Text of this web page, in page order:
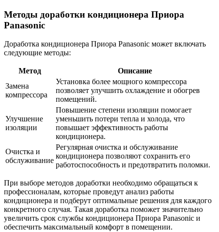
Методы доработки кондиционера Приора
Panasonic
Доработка кондиционера Приора Panasonic может включать
следующие методы:
Метод
Описание
Замена
компрессора
Установка более мощного компрессора
позволяет улучшить охлаждение и обогрев
помещений.
Улучшение
изоляции
Повышение степени изоляции помогает
уменьшить потери тепла и холода, что
повышает эффективность работы
кондиционера.
Очистка и
обслуживание
Регулярная очистка и обслуживание
кондиционера позволяют сохранить его
работоспособность и предотвратить поломки.
При выборе методов доработки необходимо обращаться к
профессионалам, которые проведут анализ работы
кондиционера и подберут оптимальные решения для каждого
конкретного случая. Такая доработка поможет значительно
увеличить срок службы кондиционера Приора Panasonic и
обеспечить максимальный комфорт в помещении.